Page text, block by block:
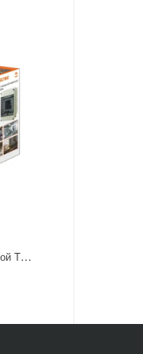
Щит распределительный навесной TDM Electric ЩРН-П-5 5 модулей IP65 пластик